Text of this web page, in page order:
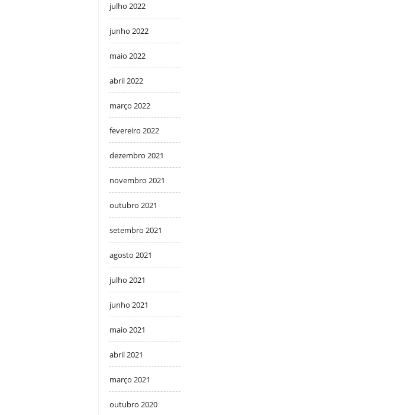
julho 2022
junho 2022
maio 2022
abril 2022
março 2022
fevereiro 2022
dezembro 2021
novembro 2021
outubro 2021
setembro 2021
agosto 2021
julho 2021
junho 2021
maio 2021
abril 2021
março 2021
outubro 2020